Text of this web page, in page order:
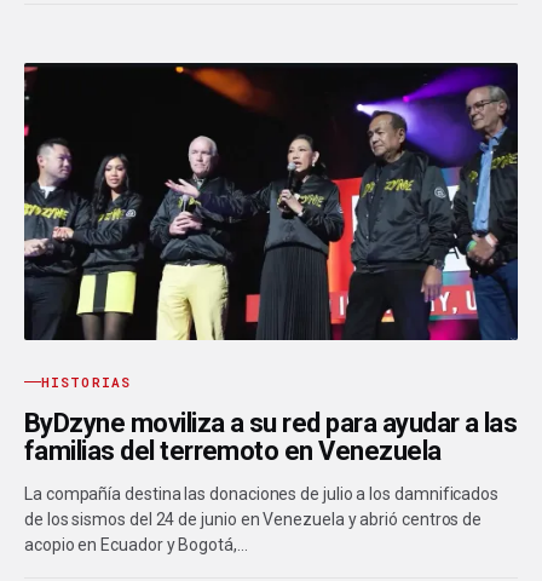
HISTORIAS
ByDzyne moviliza a su red para ayudar a las
familias del terremoto en Venezuela
La compañía destina las donaciones de julio a los damnificados
de los sismos del 24 de junio en Venezuela y abrió centros de
acopio en Ecuador y Bogotá,…